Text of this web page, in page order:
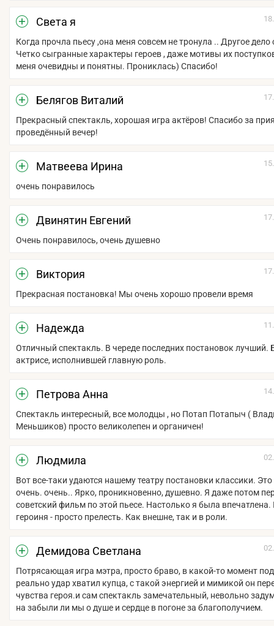
Света я
Когда прочла пьесу ,она меня совсем не тронула .. Другое дело
Четко сыгранные характеры героев , даже мотивы их
меня очевидны и понятны. Прониклась) Спасибо!
Белягов Виталий
Прекрасный спектакль, хорошая игра актёров! Спасибо за
проведённый вечер!
Матвеева Ирина
очень понравилось
Двинятин Евгений
Очень понравилось, очень душевно
Виктория
Прекрасная постановка! Мы очень хорошо провели время
Надежда
Отличный спектакль. В череде последних постановок лучший.
актрисе, исполнившей главную роль.
Петрова Анна
Спектакль интересный, все молодцы , но Потап Потапыч (
Меньшиков) просто великолепен и органичен!
Людмила
Вот все-таки удаются нашему театру постановки классики.
очень. очень.. Ярко, проникновенно, душевно. Я даже потом
советский фильм по этой пьесе. Настолько я была впечатлена.
героиня - просто прелесть. Как внешне, так и в роли.
Демидова Светлана
Потрясающая игра мэтра, просто браво, в какой-то момент
реально удар хватил купца, с такой энергией и мимикой он
чувства героя.и сам спектакль замечательный, невольно
на забыли ли мы о душе и сердце в погоне за благополучием.